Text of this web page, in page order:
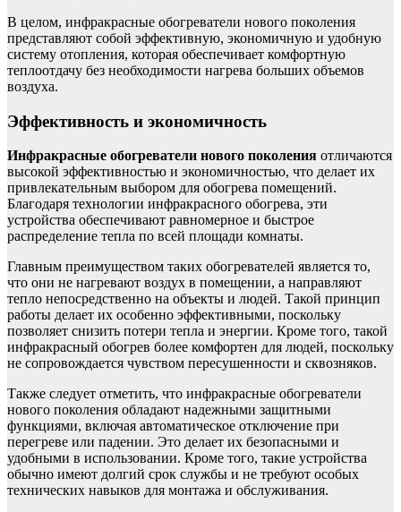
В целом, инфракрасные обогреватели нового поколения
представляют собой эффективную, экономичную и удобную
систему отопления, которая обеспечивает комфортную
теплоотдачу без необходимости нагрева больших объемов
воздуха.
Эффективность и экономичность
Инфракрасные обогреватели нового поколения отличаются
высокой эффективностью и экономичностью, что делает их
привлекательным выбором для обогрева помещений.
Благодаря технологии инфракрасного обогрева, эти
устройства обеспечивают равномерное и быстрое
распределение тепла по всей площади комнаты.
Главным преимуществом таких обогревателей является то,
что они не нагревают воздух в помещении, а направляют
тепло непосредственно на объекты и людей. Такой принцип
работы делает их особенно эффективными, поскольку
позволяет снизить потери тепла и энергии. Кроме того, такой
инфракрасный обогрев более комфортен для людей, поскольку
не сопровождается чувством пересушенности и сквозняков.
Также следует отметить, что инфракрасные обогреватели
нового поколения обладают надежными защитными
функциями, включая автоматическое отключение при
перегреве или падении. Это делает их безопасными и
удобными в использовании. Кроме того, такие устройства
обычно имеют долгий срок службы и не требуют особых
технических навыков для монтажа и обслуживания.